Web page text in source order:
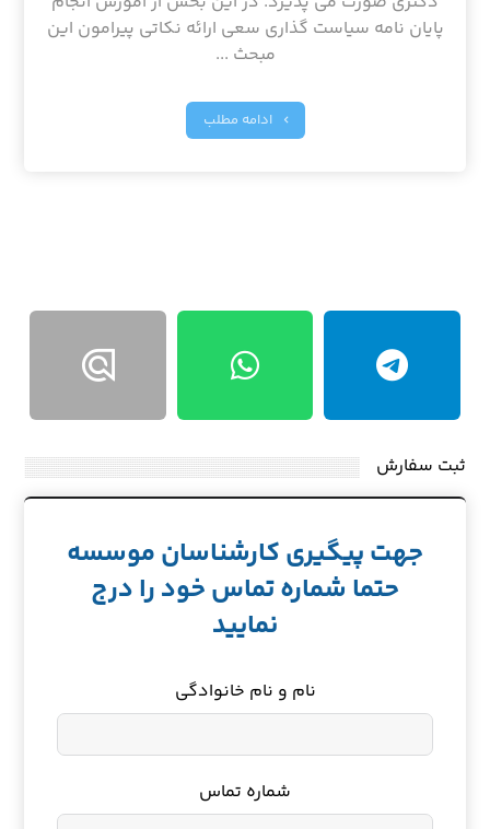
پایان نامه سیاست گذاری سعی ارائه نکاتی پیرامون این
مبحث ...
ادامه مطلب
ثبت سفارش
جهت پیگیری کارشناسان موسسه
حتما شماره تماس خود را درج
نمایید
نام و نام خانوادگی
شماره تماس